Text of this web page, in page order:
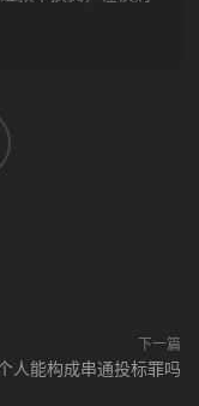
下一篇
人能构成串通投标罪吗